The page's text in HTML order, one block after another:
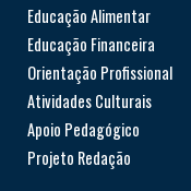
Educação Alimentar
Educação Financeira
Orientação Profissional
Atividades Culturais
Apoio Pedagógico
Projeto Redação